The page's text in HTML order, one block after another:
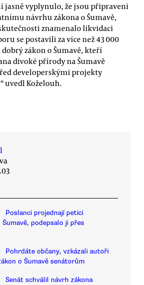
jasně vyplynulo, že jsou připraveni
návrhu zákona o Šumavě,
znamenalo likvidaci
se postavili za více než 43 000
zákon o Šumavě, kteří
divoké přírody na Šumavě
developerskými projekty
uvedl Koželouh.
Poslanci projednají petici
podepsalo ji přes
Pohrdáte občany, vzkázali autoři
o Šumavě senátorům
Senát schválil návrh zákona